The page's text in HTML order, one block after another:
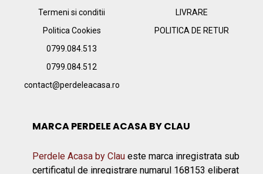
Termeni si conditii
Politica Cookies
0799.084.513
0799.084.512
contact@perdeleacasa.ro
LIVRARE
POLITICA DE RETUR
MARCA PERDELE ACASA BY CLAU
Perdele Acasa by Clau este marca inregistrata sub
certificatul de inregistrare numarul 168153 eliberat